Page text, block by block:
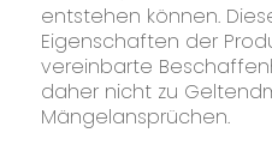
entstehen können.
Eigenschaften der
vereinbarte
daher nicht zu
Mängelansprüchen.